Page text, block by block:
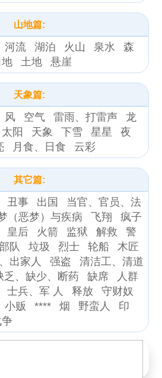
山地篇:
河流 湖泊 火山 泉水
森
地 土地 悬崖
天象篇:
风 空气 雷雨、打雷声
龙
太阳 天象 下雪 星星
夜
月食、日食 云彩
其它篇:
丑事 出国
当官、官员、法
（恶梦）与疾病 飞翔
疯子
皇后 火箭 监狱 解救
警
队 垃圾 烈士 轮船
木匠
出家人 强盗
清洁工、清道
乏、缺少、断药 缺席
人群
士兵、军 人 释放
守财奴
小贩 **** 烟 野蛮人
印